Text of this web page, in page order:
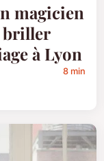
magicien
briller
à Lyon
8 min